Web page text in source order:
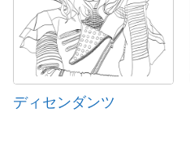
ディセンダンツ